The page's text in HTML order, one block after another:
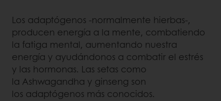
Los adaptógenos -normalmente hierbas-,
producen energía a la mente, combatiendo
la fatiga mental, aumentando nuestra
energía y ayudándonos a combatir el estrés
y las hormonas. Las setas como
la Ashwagandha y ginseng son
los adaptógenos más conocidos.